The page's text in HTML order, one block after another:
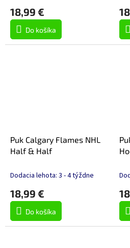
18,99 €
Do košíka
Puk Calgary Flames NHL
Half & Half
Dodacia lehota: 3 - 4 týždne
18,99 €
Do košíka